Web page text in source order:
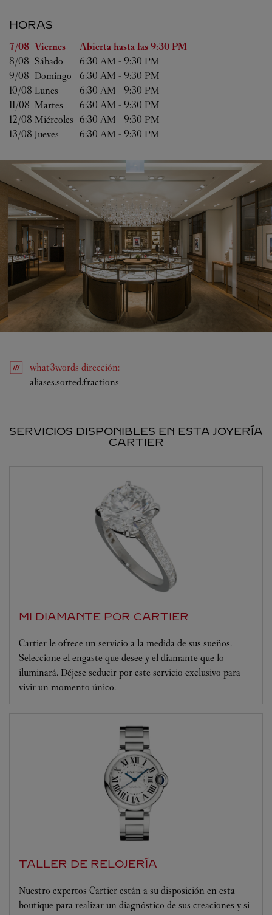
HORAS
Día de la semana Horas
7/08 Viernes Abierta hasta las 9:30 PM
8/08 Sábado 6:30 AM - 9:30 PM
9/08 Domingo 6:30 AM - 9:30 PM
10/08 Lunes 6:30 AM - 9:30 PM
11/08 Martes 6:30 AM - 9:30 PM
12/08 Miércoles 6:30 AM - 9:30 PM
13/08 Jueves 6:30 AM - 9:30 PM
what3words dirección:
aliases.sorted.fractions
SERVICIOS DISPONIBLES EN ESTA JOYERÍA
CARTIER
MI DIAMANTE POR CARTIER
Cartier le ofrece un servicio a la medida de sus sueños.
Seleccione el engaste que desee y el diamante que lo
iluminará. Déjese seducir por este servicio exclusivo para
vivir un momento único.
TALLER DE RELOJERÍA
Nuestro expertos Cartier están a su disposición en esta
boutique para realizar un diagnóstico de sus creaciones y si